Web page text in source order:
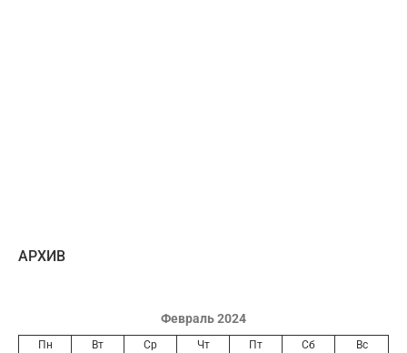
AРХИВ
Февраль 2024
Пн Вт Ср Чт Пт Сб Вс